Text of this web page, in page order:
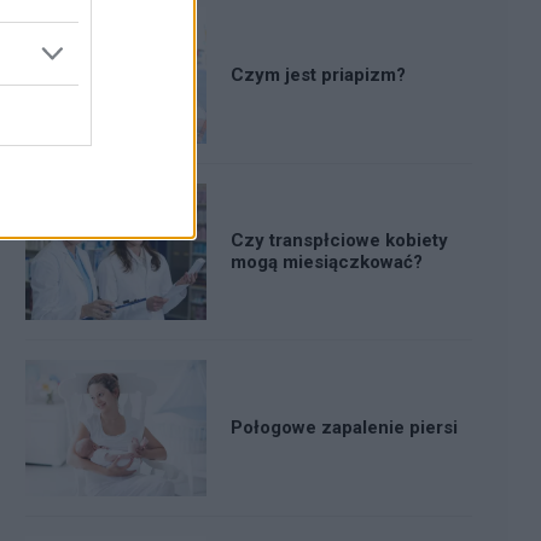
Czym jest priapizm?
Czy transpłciowe kobiety
mogą miesiączkować?
Połogowe zapalenie piersi